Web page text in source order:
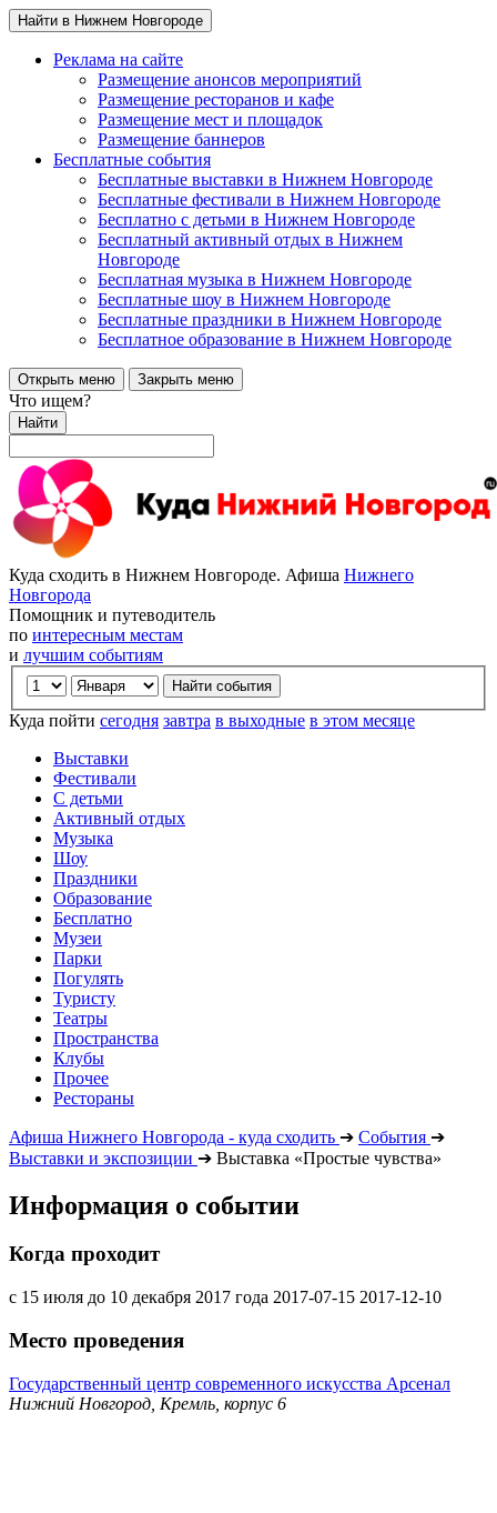
Найти в Нижнем Новгороде
Реклама на сайте
Размещение анонсов мероприятий
Размещение ресторанов и кафе
Размещение мест и площадок
Размещение баннеров
Бесплатные события
Бесплатные выставки в Нижнем Новгороде
Бесплатные фестивали в Нижнем Новгороде
Бесплатно с детьми в Нижнем Новгороде
Бесплатный активный отдых в Нижнем
Новгороде
Бесплатная музыка в Нижнем Новгороде
Бесплатные шоу в Нижнем Новгороде
Бесплатные праздники в Нижнем Новгороде
Бесплатное образование в Нижнем Новгороде
Открыть меню Закрыть меню
Что ищем?
Найти
Куда сходить в Нижнем Новгороде. Афиша Нижнего
Новгорода
Помощник и путеводитель
по интересным местам
и лучшим событиям
Куда пойти сегодня завтра в выходные в этом месяце
Выставки
Фестивали
С детьми
Активный отдых
Музыка
Шоу
Праздники
Образование
Бесплатно
Музеи
Парки
Погулять
Туристу
Театры
Пространства
Клубы
Прочее
Рестораны
Афиша Нижнего Новгорода - куда сходить ➔ События ➔
Выставки и экспозиции ➔ Выставка «Простые чувства»
Информация о событии
Когда проходит
с 15 июля до 10 декабря 2017 года 2017-07-15 2017-12-10
Место проведения
Государственный центр современного искусства Арсенал
Нижний Новгород, Кремль, корпус 6